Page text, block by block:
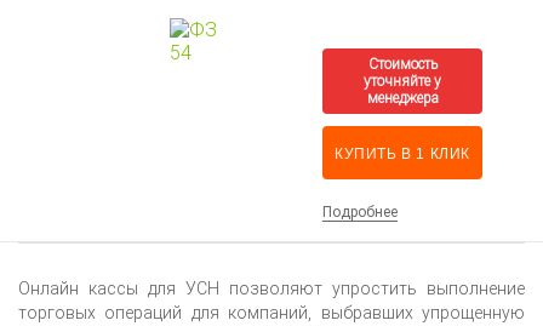
КУПИТЬ В 1 КЛИК
Подробнее
Онлайн кассы для УСН позволяют упростить выполнение
торговых операций для компаний, выбравших упрощенную